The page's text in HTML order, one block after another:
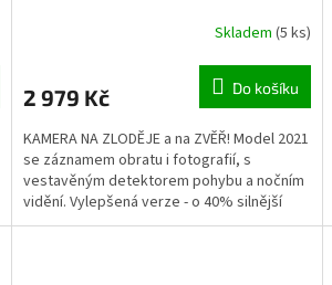
Skladem (5 ks)
2 979 Kč Do košíku
KAMERA NA ZLODĚJE a na ZVĚŘ! Model 2021
se záznamem obratu i fotografií, s
vestavěným detektorem pohybu a nočním
vidění. Vylepšená verze - o 40% silnější
neviditelný přísvit s...